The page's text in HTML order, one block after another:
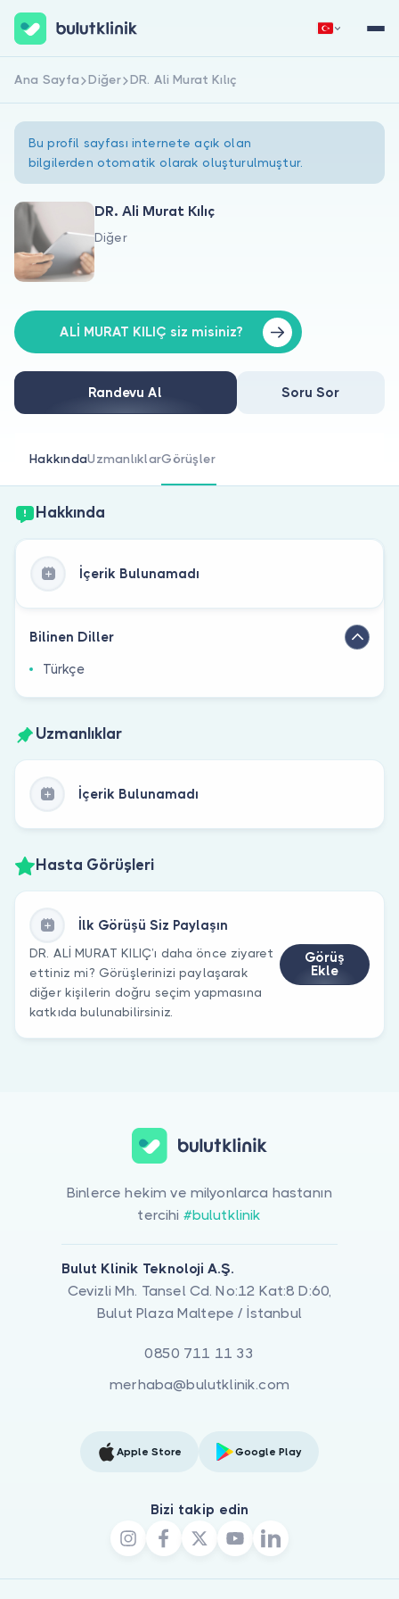
Hakkımızda
Doktorlar için
Doktor musunuz?
Hemen Kaydol
Ana Sayfa Diğer DR. Ali Murat Kılıç
Bu profil sayfası internete açık olan
bilgilerden otomatik olarak oluşturulmuştur.
DR. Ali Murat Kılıç
Diğer
ALİ MURAT KILIÇ siz misiniz?
Randevu Al Soru Sor
HakkındaUzmanlıklarGörüşler
Hakkında
İçerik Bulunamadı
Bilinen Diller
Türkçe
Uzmanlıklar
İçerik Bulunamadı
Hasta Görüşleri
İlk Görüşü Siz Paylaşın
DR. ALİ MURAT KILIÇ’ı daha önce ziyaret
ettiniz mi? Görüşlerinizi paylaşarak
diğer kişilerin doğru seçim yapmasına
katkıda bulunabilirsiniz.
Görüş
Ekle
Binlerce hekim ve milyonlarca hastanın
tercihi #bulutklinik
Bulut Klinik Teknoloji A.Ş.
Cevizli Mh. Tansel Cd. No:12 Kat:8 D:60,
Bulut Plaza Maltepe / İstanbul
0850 711 11 33
merhaba@bulutklinik.com
Apple Store Google Play
Bizi takip edin